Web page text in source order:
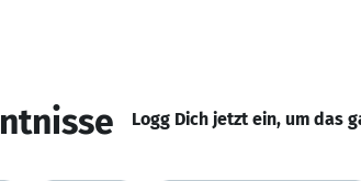
Logg Dich jetzt ein, um das